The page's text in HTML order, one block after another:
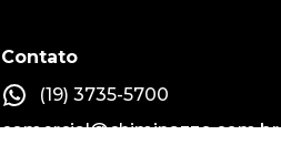
Contato
(19) 3735-5700
comercial@chiminazzo.com.br